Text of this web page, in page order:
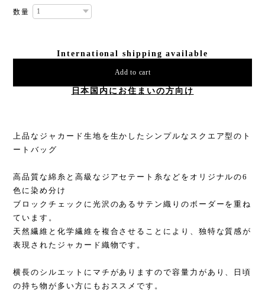
数量
International shipping available
Add to cart
日本国内にお住まいの方向け
上品なジャカード生地を生かしたシンプルなスクエア型のト
ートバッグ
高品質な綿糸と高級なジアセテート糸などをオリジナルの6
色に染め分け
ブロックチェックに光沢のあるサテン織りのボーダーを重ね
ています。
天然繊維と化学繊維を複合させることにより、独特な質感が
表現されたジャカード織物です。
横長のシルエットにマチがありますので容量力があり、日頃
の持ち物が多い方にもおススメです。